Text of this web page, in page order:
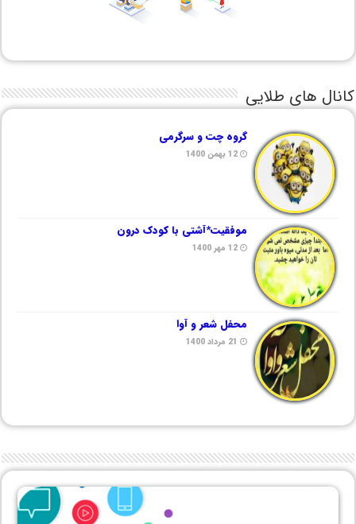
کانال های طلایی
گروه چت و سرگرمی
12 بهمن 1400
موفقیت*آشتی با کودک درون
12 مهر 1400
محفل شعر و آوا
21 مرداد 1400